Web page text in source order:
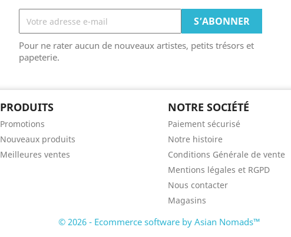
Pour ne rater aucun de nouveaux artistes, petits trésors et
papeterie.
PRODUITS
Promotions
Nouveaux produits
Meilleures ventes
NOTRE SOCIÉTÉ
Paiement sécurisé
Notre histoire
Conditions Générale de vente
Mentions légales et RGPD
Nous contacter
Magasins
© 2026 - Ecommerce software by Asian Nomads™